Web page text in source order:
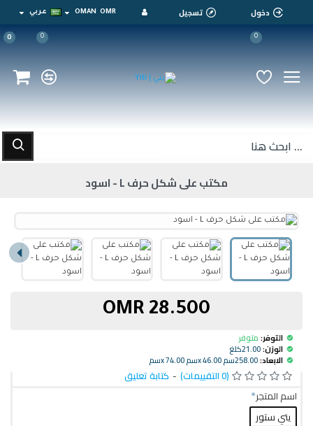
دخول تسجيل OMR
OMAN عربي
0
0
0
مكتب على شكل حرف L - اسود
التوفر: متوفر
الوزن:21.00كلغ
الابعاد:258.00سم x 46.00سم x 74.00سم
(0 التقييمات) - كتابة تعليق
28.500 OMR
اسم المتجر
يتي ستور